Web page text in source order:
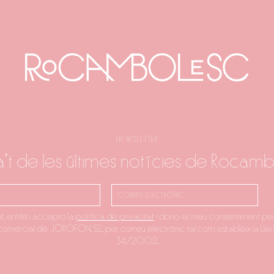
NEWSLETTER
de les últimes notícies de
entés i accepto la política de privacitat i dono el meu consentiment
de JOROFON, S.L. per correu electrònic tal com estableix la Llei
34/2002.